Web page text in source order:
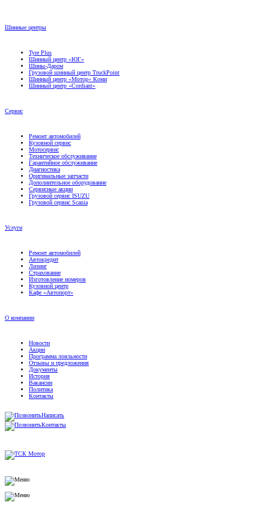
Шинные центры
Tyre Plus
Шинный центр «ЮГ»
Шины-Даром
Грузовой шинный центр TruckPoint
Шинный центр «Мотор» Коми
Шинный центр «Cordiant»
Сервис
Ремонт автомобилей
Кузовной сервис
Мотосервис
Техническое обслуживание
Гарантийное обслуживание
Диагностика
Оригинальные запчасти
Дополнительное оборудование
Сервисные акции
Грузовой сервис ISUZU
Грузовой сервис Scania
Услуги
Ремонт автомобилей
Автокредит
Лизинг
Страхование
Изготовление номеров
Кузовной центр
Кафе «Автопорт»
О компании
Новости
Акции
Программа лояльности
Отзывы и предложения
Документы
История
Вакансии
Политика
Контакты
Написать
Контакты